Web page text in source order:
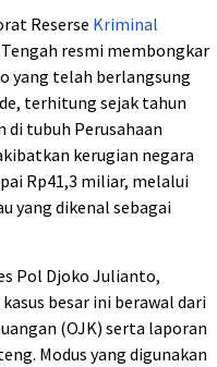
Reserse Kriminal
resmi membongkar
yang telah berlangsung
terhitung sejak tahun
di tubuh Perusahaan
kerugian negara
Rp41,3 miliar, melalui
yang dikenal sebagai
Pol Djoko Julianto,
besar ini berawal dari
(OJK) serta laporan
Modus yang digunakan